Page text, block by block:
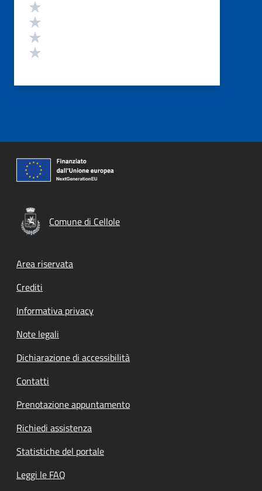
Comune di Cellole
Footer menu
Area riservata
Crediti
Informativa privacy
Note legali
Dichiarazione di accessibilità
Contatti
Prenotazione appuntamento
Richiedi assistenza
Statistiche del portale
Leggi le FAQ